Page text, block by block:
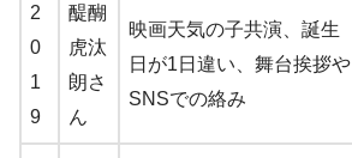
2
0
1
9
醍醐
虎汰
朗さ
ん
映画天気の子共演、誕生
日が1日違い、舞台挨拶や
SNSでの絡み